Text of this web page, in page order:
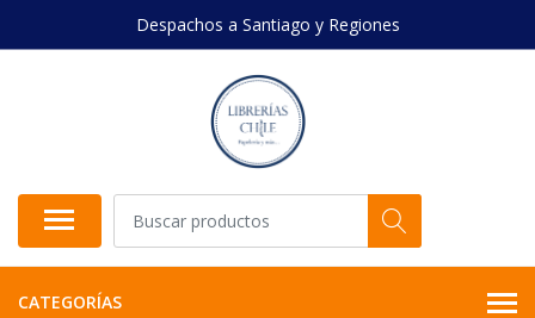
Despachos a Santiago y Regiones
CATEGORÍAS